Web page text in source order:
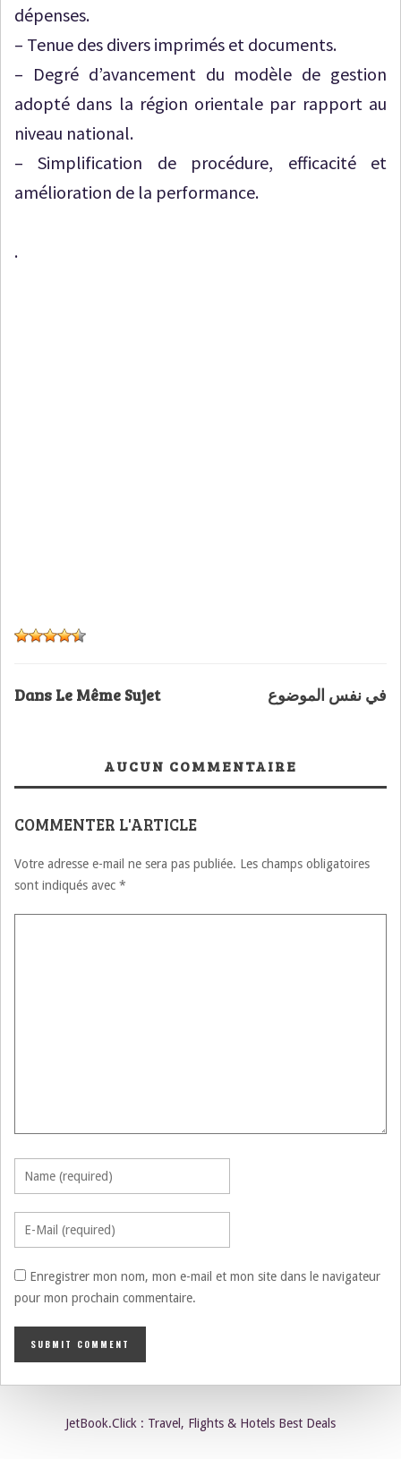
dépenses.
– Tenue des divers imprimés et documents.
– Degré d’avancement du modèle de gestion
adopté dans la région orientale par rapport au
niveau national.
– Simplification de procédure, efficacité et
amélioration de la performance.
.
Dans Le Même Sujet في نفس الموضوع
AUCUN COMMENTAIRE
COMMENTER L'ARTICLE
Votre adresse e-mail ne sera pas publiée. Les champs obligatoires
sont indiqués avec *
Enregistrer mon nom, mon e-mail et mon site dans le navigateur
pour mon prochain commentaire.
JetBook.Click : Travel, Flights & Hotels Best Deals